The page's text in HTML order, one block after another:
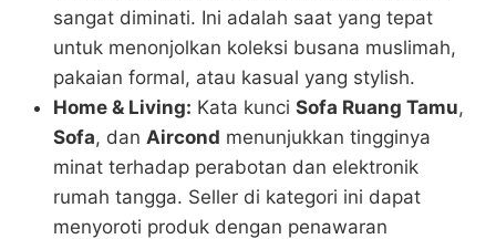
sangat diminati. Ini adalah saat yang tepat
untuk menonjolkan koleksi busana muslimah,
pakaian formal, atau kasual yang stylish.
Home & Living: Kata kunci Sofa Ruang Tamu,
Sofa, dan Aircond menunjukkan tingginya
minat terhadap perabotan dan elektronik
rumah tangga. Seller di kategori ini dapat
menyoroti produk dengan penawaran